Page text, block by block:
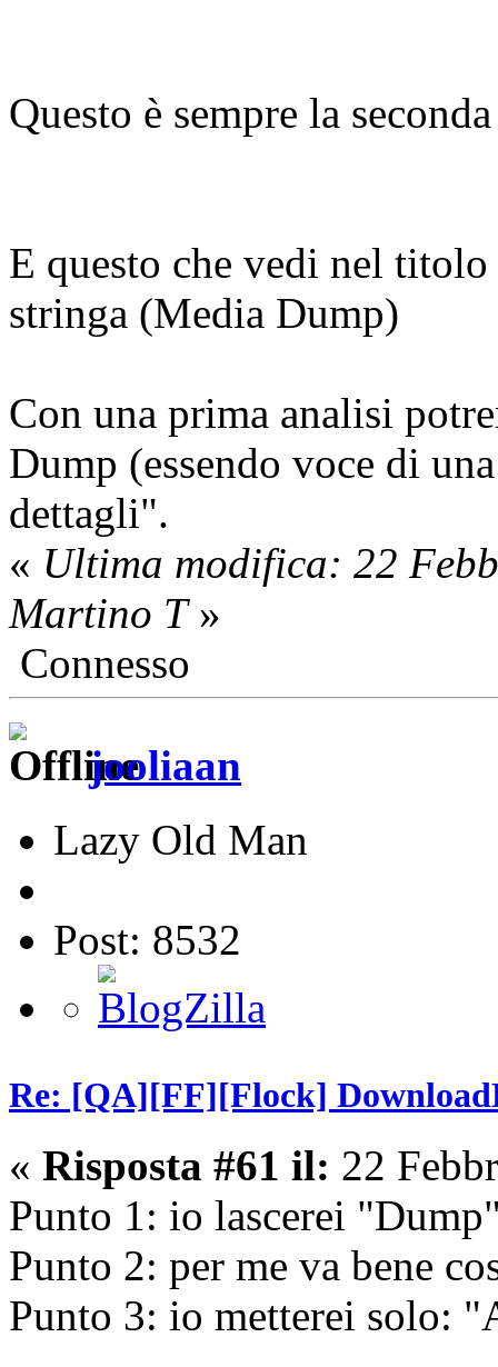
Questo è sempre la
E questo che vedi nel
stringa (Media Dump)
Con una prima analisi
Dump (essendo voce di
dettagli".
« Ultima modifica: 22
Martino T»
Connesso
jooliaan
Lazy Old Man
Post: 8532
Re: [QA][FF][Flock]
« Risposta #61 il: 22
Punto 1: io lascerei
Punto 2: per me va bene
Punto 3: io metterei solo: